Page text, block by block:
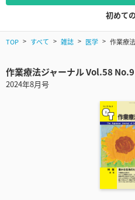
初めて
TOP すべて 雑誌 医学 作業療
作業療法ジャーナル Vol.58 No.9
2024年8月号